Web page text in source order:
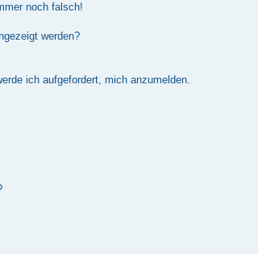
noch falsch!
werden?
ich aufgefordert, mich anzumelden.